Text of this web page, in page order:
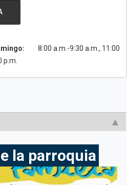
8:00 a.m.-9:30 a.m., 11:00
p.m.
la parroquia